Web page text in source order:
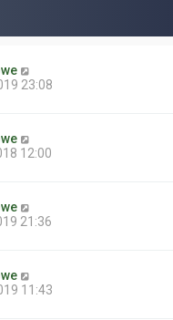
23:08
12:00
21:36
11:43